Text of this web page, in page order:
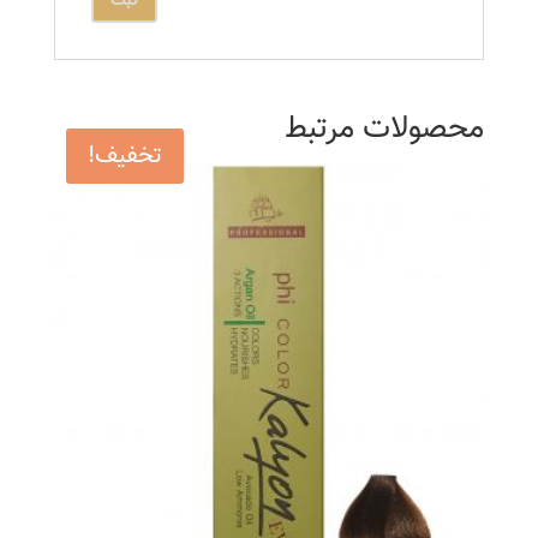
محصولات مرتبط
تخفیف!